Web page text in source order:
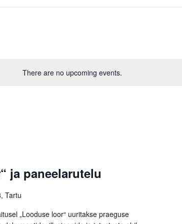
There are no upcoming events.
ja paneelarutelu
Tartu
„Looduse loor“ uuritakse praeguse